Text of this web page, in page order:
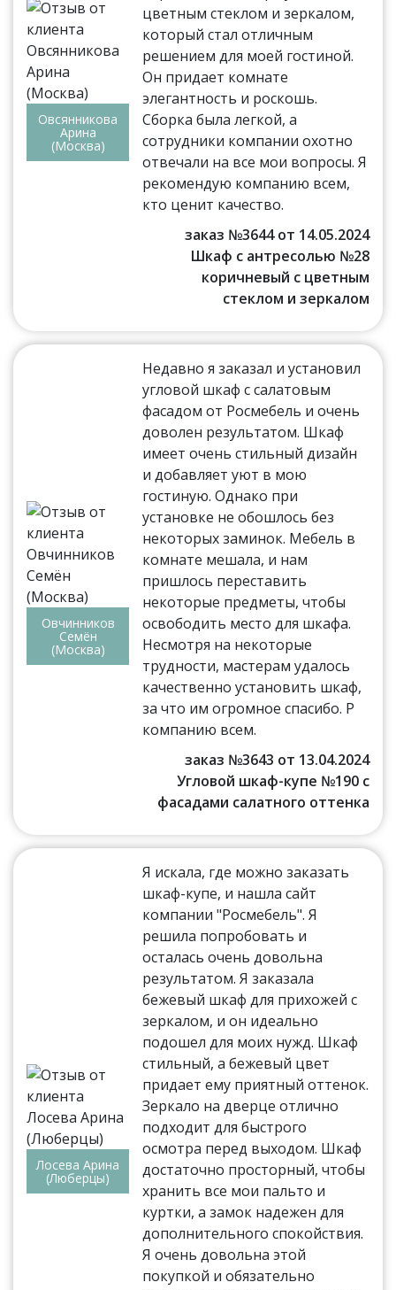
Овсянникова
Арина
(Москва)
цветным стеклом и зеркалом,
который стал отличным
решением для моей гостиной.
Он придает комнате
элегантность и роскошь.
Сборка была легкой, а
сотрудники компании охотно
отвечали на все мои вопросы. Я
рекомендую компанию всем,
кто ценит качество.
заказ №3644 от 14.05.2024
Шкаф с антресолью №28
коричневый с цветным
стеклом и зеркалом
Овчинников
Семён
(Москва)
Недавно я заказал и установил
угловой шкаф с салатовым
фасадом от Росмебель и очень
доволен результатом. Шкаф
имеет очень стильный дизайн
и добавляет уют в мою
гостиную. Однако при
установке не обошлось без
некоторых заминок. Мебель в
комнате мешала, и нам
пришлось переставить
некоторые предметы, чтобы
освободить место для шкафа.
Несмотря на некоторые
трудности, мастерам удалось
качественно установить шкаф,
за что им огромное спасибо. Р
компанию всем.
заказ №3643 от 13.04.2024
Угловой шкаф-купе №190 с
фасадами салатного оттенка
Лосева Арина
(Люберцы)
Я искала, где можно заказать
шкаф-купе, и нашла сайт
компании "Росмебель". Я
решила попробовать и
осталась очень довольна
результатом. Я заказала
бежевый шкаф для прихожей с
зеркалом, и он идеально
подошел для моих нужд. Шкаф
стильный, а бежевый цвет
придает ему приятный оттенок.
Зеркало на дверце отлично
подходит для быстрого
осмотра перед выходом. Шкаф
достаточно просторный, чтобы
хранить все мои пальто и
куртки, а замок надежен для
дополнительного спокойствия.
Я очень довольна этой
покупкой и обязательно